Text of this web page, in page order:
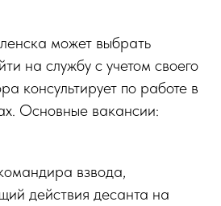
может выбрать
на службу с учетом своего
консультирует по работе в
Основные вакансии:
взвода,
действия десанта на